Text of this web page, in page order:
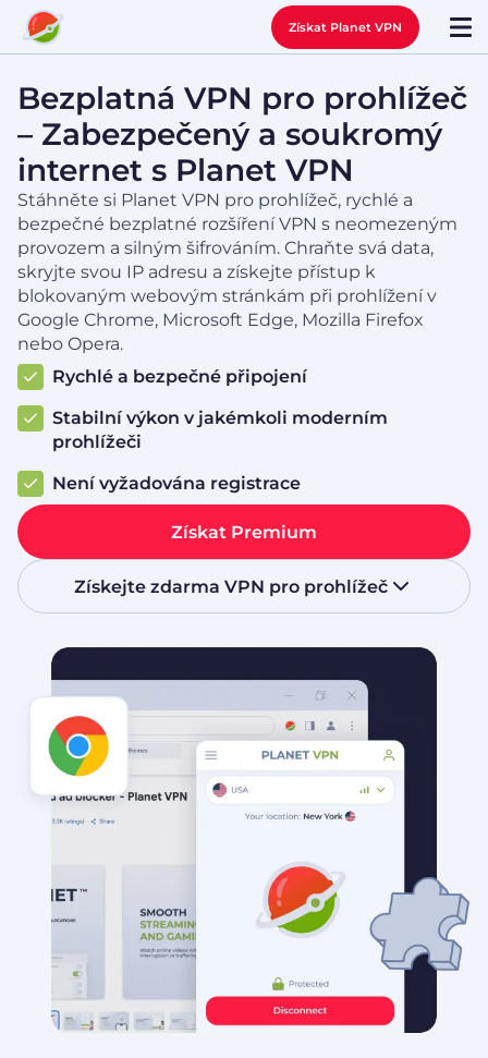
Získat Planet VPN
Bezplatná VPN pro prohlížeč
– Zabezpečený a soukromý
internet s Planet VPN
Stáhněte si Planet VPN pro prohlížeč, rychlé a
bezpečné bezplatné rozšíření VPN s neomezeným
provozem a silným šifrováním. Chraňte svá data,
skryjte svou IP adresu a získejte přístup k
blokovaným webovým stránkám při prohlížení v
Google Chrome, Microsoft Edge, Mozilla Firefox
nebo Opera.
Rychlé a bezpečné připojení
Stabilní výkon v jakémkoli moderním
prohlížeči
Není vyžadována registrace
Získat Premium
Získejte zdarma VPN pro prohlížeč